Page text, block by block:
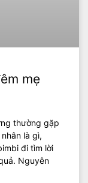
mẹ
thường gặp
là gì,
đi tìm lời
Nguyên